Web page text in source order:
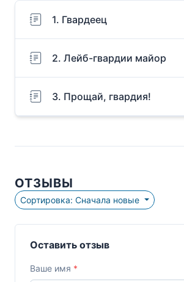
1. Гвардеец
2. Лейб-гвардии майор
3. Прощай, гвардия!
ОТЗЫВЫ
Сортировка: Сначала новые
Оставить отзыв
Ваше имя *